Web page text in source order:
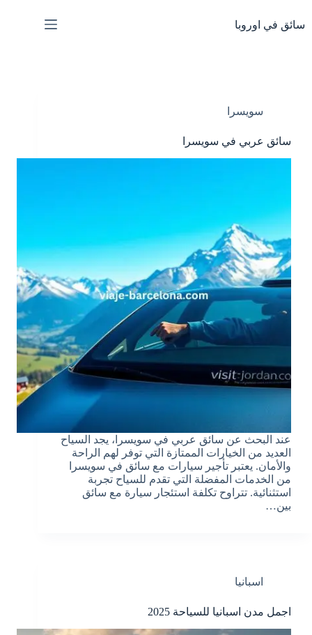
المحتوى
سائق في اوروبا
سويسرا
سائق عربي في سويسرا
عند البحث عن سائق عربي في سويسرا، يجد السياح
العديد من الخيارات الممتازة التي توفر لهم الراحة
والأمان. يعتبر تأجير سيارات مع سائق في سويسرا
من الخدمات المفضلة التي تقدم للسياح تجربة
استثنائية. تتراوح تكلفة استئجار سيارة مع سائق
بين…
اسبانيا
اجمل مدن اسبانيا للسياحة 2025